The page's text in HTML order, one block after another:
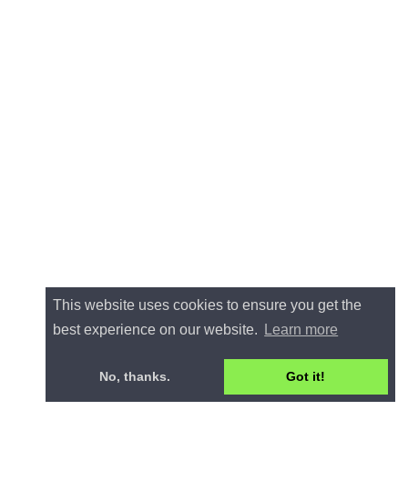
This website uses cookies to ensure you get the
best experience on our website.
Learn more
No, thanks. Got it!